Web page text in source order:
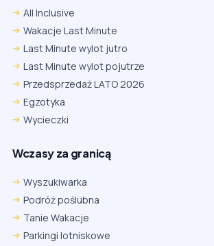
All Inclusive
Wakacje Last Minute
Last Minute wylot jutro
Last Minute wylot pojutrze
Przedsprzedaż LATO 2026
Egzotyka
Wycieczki
Wczasy za granicą
Wyszukiwarka
Podróż poślubna
Tanie Wakacje
Parkingi lotniskowe